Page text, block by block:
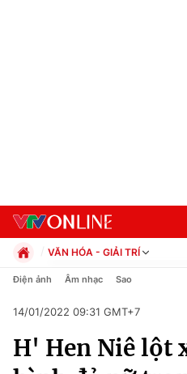
Chuyên mục
Chính trị
VĂN HÓA - GIẢI TRÍ
Chính trị
Pháp luật
Kinh tế
Thể thao
Điện ảnh Âm nhạc Sao
14/01/2022 09:31 GMT+7
H' Hen Niê lột